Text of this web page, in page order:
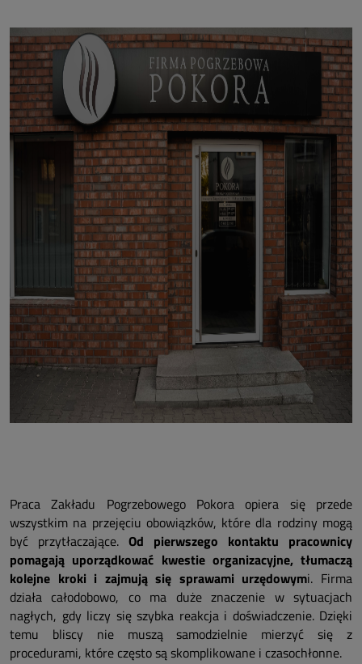
Praca Zakładu Pogrzebowego Pokora opiera się przede
wszystkim na przejęciu obowiązków, które dla rodziny mogą
być przytłaczające. Od pierwszego kontaktu pracownicy
pomagają uporządkować kwestie organizacyjne, tłumaczą
kolejne kroki i zajmują się sprawami urzędowymi. Firma
działa całodobowo, co ma duże znaczenie w sytuacjach
nagłych, gdy liczy się szybka reakcja i doświadczenie. Dzięki
temu bliscy nie muszą samodzielnie mierzyć się z
procedurami, które często są skomplikowane i czasochłonne.